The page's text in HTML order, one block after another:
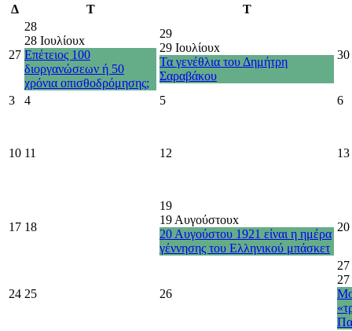
Δ Τ Τ
27
28
28 Ιουλίουx
Επέτειος 100
διοργανώσεων ή 50
χρόνια οπισθοδρόμησης;
29
29 Ιουλίουx
Τα γενέθλια του Δημήτρη
Σαραβάκου
30
3 4 5 6
10 11 12 13
17 18
19
19 Αυγούστουx
20 Αυγούστου 1921 είναι η ημέρα
γέννησης του Ελληνικού μπάσκετ
20
24 25 26
27